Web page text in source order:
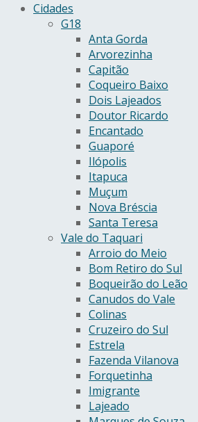
Cidades
G18
Anta Gorda
Arvorezinha
Capitão
Coqueiro Baixo
Dois Lajeados
Doutor Ricardo
Encantado
Guaporé
Ilópolis
Itapuca
Muçum
Nova Bréscia
Santa Teresa
Vale do Taquari
Arroio do Meio
Bom Retiro do Sul
Boqueirão do Leão
Canudos do Vale
Colinas
Cruzeiro do Sul
Estrela
Fazenda Vilanova
Forquetinha
Imigrante
Lajeado